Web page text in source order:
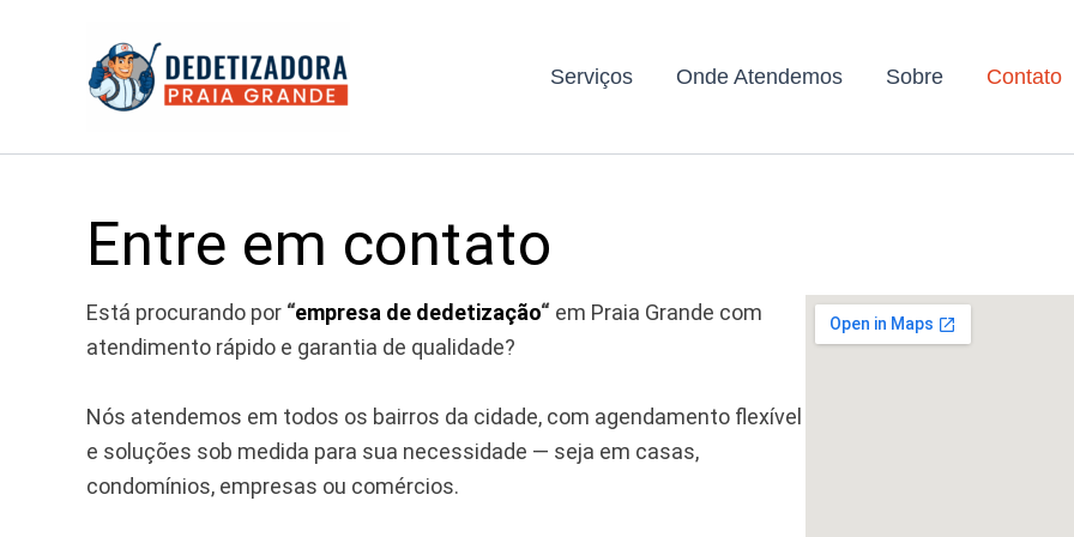
Serviços Onde Atendemos Sobre Contato
Entre em contato
Está procurando por “empresa de dedetização“ em Praia Grande com
atendimento rápido e garantia de qualidade?
Nós atendemos em todos os bairros da cidade, com agendamento flexível
e soluções sob medida para sua necessidade — seja em casas,
condomínios, empresas ou comércios.